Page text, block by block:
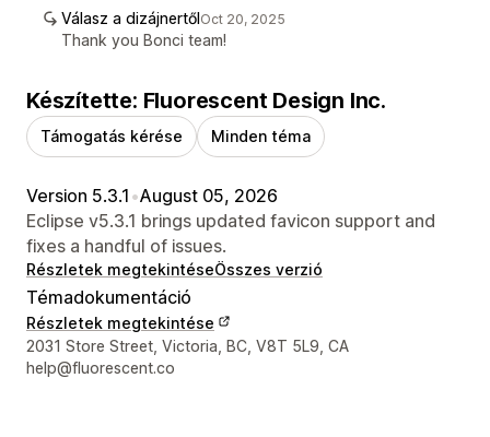
Válasz a dizájnertőlOct 20, 2025
Thank you Bonci team!
Készítette: Fluorescent Design Inc.
Támogatás kérése Minden téma
Version 5.3.1 •August 05, 2026
Eclipse v5.3.1 brings updated favicon support and
fixes a handful of issues.
Részletek megtekintéseÖsszes verzió
Témadokumentáció
Részletek megtekintése
Dizájner kapcsolattartási adatai
2031 Store Street, Victoria, BC, V8T 5L9, CA
help@fluorescent.co